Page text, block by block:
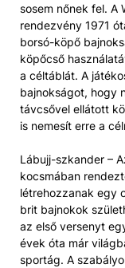
sosem nőnek fel. A
rendezvény 1971
borsó-köpő
köpőcső
a céltáblát. A
bajnokságot, hogy
távcsővel ellátott
is nemesít erre a
Lábujj-szkander –
kocsmában
létrehozzanak egy
brit bajnokok
az első versenyt
évek óta már
sportág. A